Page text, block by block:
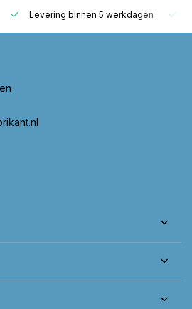
Levering binnen 5 werkdagen